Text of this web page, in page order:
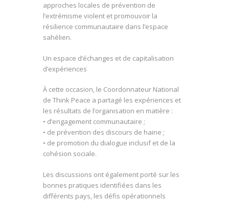
approches locales de prévention de
l’extrémisme violent et promouvoir la
résilience communautaire dans l’espace
sahélien.
Un espace d’échanges et de capitalisation
d’expériences
À cette occasion, le Coordonnateur National
de Think Peace a partagé les expériences et
les résultats de l’organisation en matière :
• d’engagement communautaire ;
• de prévention des discours de haine ;
• de promotion du dialogue inclusif et de la
cohésion sociale.
Les discussions ont également porté sur les
bonnes pratiques identifiées dans les
différents pays, les défis opérationnels